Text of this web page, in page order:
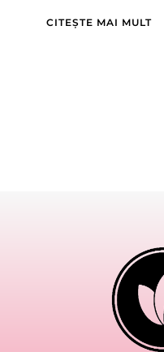
CITEȘTE MAI MULT